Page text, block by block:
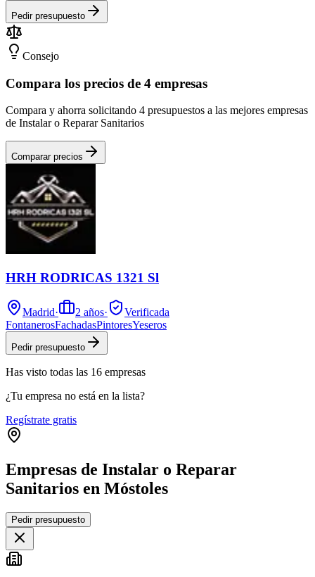
Pedir presupuesto
Consejo
Compara los precios de 4 empresas
Compara y ahorra solicitando 4 presupuestos a las mejores empresas
de Instalar o Reparar Sanitarios
Comparar precios
HRH RODRICAS 1321 Sl
Madrid· 2 años·
Verificada
FontanerosFachadasPintoresYeseros
Pedir presupuesto
Has visto todas las 16 empresas
¿Tu empresa no está en la lista?
Regístrate gratis
Empresas de Instalar o Reparar
Sanitarios en Móstoles
+
−
Pedir presupuesto